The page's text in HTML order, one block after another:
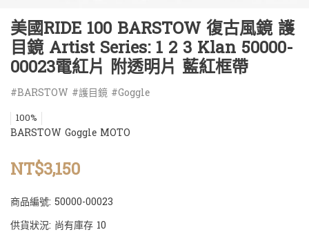
美國RIDE 100 BARSTOW 復古風鏡 護
目鏡 Artist Series: 1 2 3 Klan 50000-
00023電紅片 附透明片 藍紅框帶
#BARSTOW #護目鏡 #Goggle
100%
BARSTOW Goggle MOTO
NT$3,150
商品編號: 50000-00023
供貨狀況: 尚有庫存 10